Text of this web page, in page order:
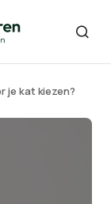
je kat kiezen?